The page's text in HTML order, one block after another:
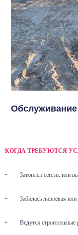
КОГДА ТРЕБУЮТСЯ
• Затоплен септик или
• Забилась ливневая
• Ведутся